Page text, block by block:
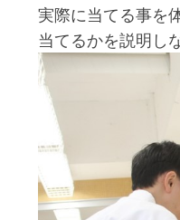
実際に当てる事を
当てるかを説明し